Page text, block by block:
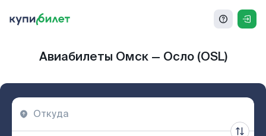
Авиабилеты Омск — Осло (OSL)